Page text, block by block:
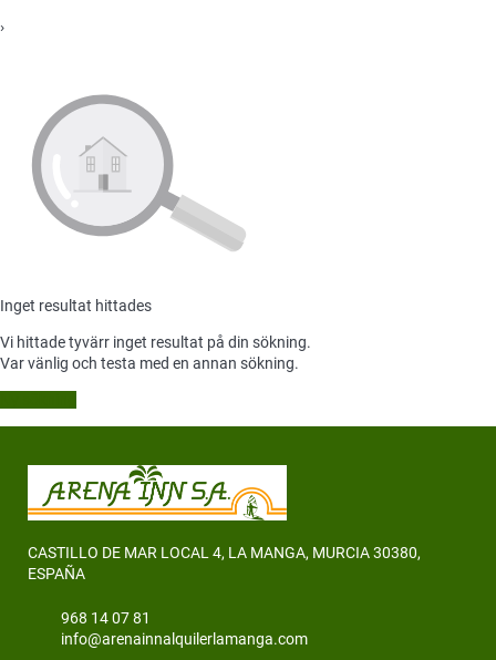
›
Inget resultat hittades
Vi hittade tyvärr inget resultat på din sökning.
Var vänlig och testa med en annan sökning.
CASTILLO DE MAR LOCAL 4, LA MANGA, MURCIA 30380,
ESPAÑA
968 14 07 81
info@arenainnalquilerlamanga.com